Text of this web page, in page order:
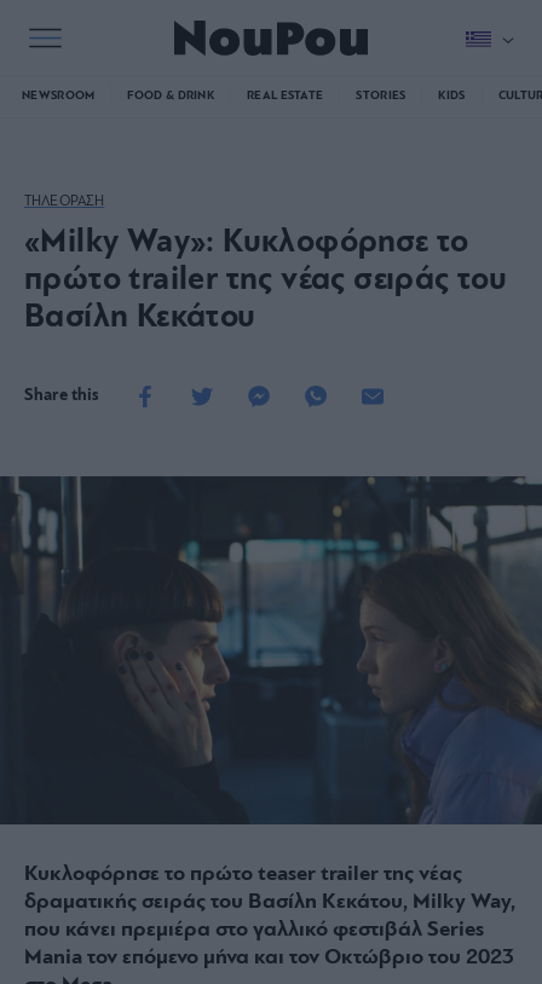
NEWSROOM FOOD & DRINK REAL ESTATE STORIES KIDS
ΤΗΛΕΟΡΑΣΗ
«Milky Way»: Κυκλοφόρησε το
πρώτο trailer της νέας σειράς του
Βασίλη Κεκάτου
Share this
Κυκλοφόρησε το πρώτο teaser trailer της νέας
δραματικής σειράς του Βασίλη Κεκάτου, Milky Way,
που κάνει πρεμιέρα στο γαλλικό φεστιβάλ Series
Mania τον επόμενο μήνα και τον Οκτώβριο του 2023